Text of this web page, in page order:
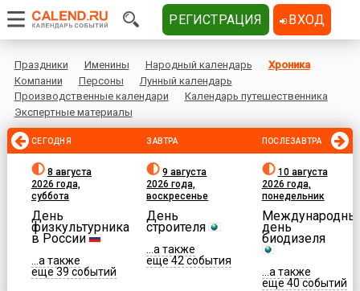
Праздники Именины Народный календарь
Хроника
Компании
Персоны
Лунный календарь
Производственные календари
Календарь путешественника
Экспертные материалы
СЕГОДНЯ
8 августа
2026 года,
суббота
День
физкультурника
в России
...а также
еще 39 событий
ЗАВТРА
9 августа
2026 года,
воскресенье
День
строителя
...а также
еще 42 события
ПОСЛЕЗАВТРА
10 августа
2026 года,
понедельник
день
биодизеля
...а также
еще 40 событий
РЕГИСТРАЦИЯ ВХОД